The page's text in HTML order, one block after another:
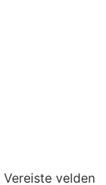
Vereiste velden